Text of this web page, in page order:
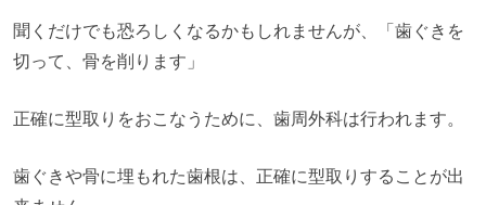
聞くだけでも恐ろしくなるかもしれませんが、「歯ぐきを
切って、骨を削ります」
正確に型取りをおこなうために、歯周外科は行われます。
歯ぐきや骨に埋もれた歯根は、正確に型取りすることが出